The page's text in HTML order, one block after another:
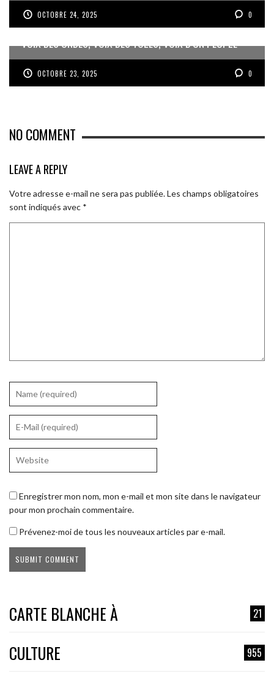
OCTOBRE 24, 2025 0
VOIX DES ONDES, VOIX DES YOLES, VOIX D’UN PEUPLE
OCTOBRE 23, 2025 0
NO COMMENT
LEAVE A REPLY
Votre adresse e-mail ne sera pas publiée.Les champs obligatoires
sont indiqués avec *
Enregistrer mon nom, mon e-mail et mon site dans le navigateur
pour mon prochain commentaire.
Prévenez-moi de tous les nouveaux articles par e-mail.
CARTE BLANCHE À 21
CULTURE 955